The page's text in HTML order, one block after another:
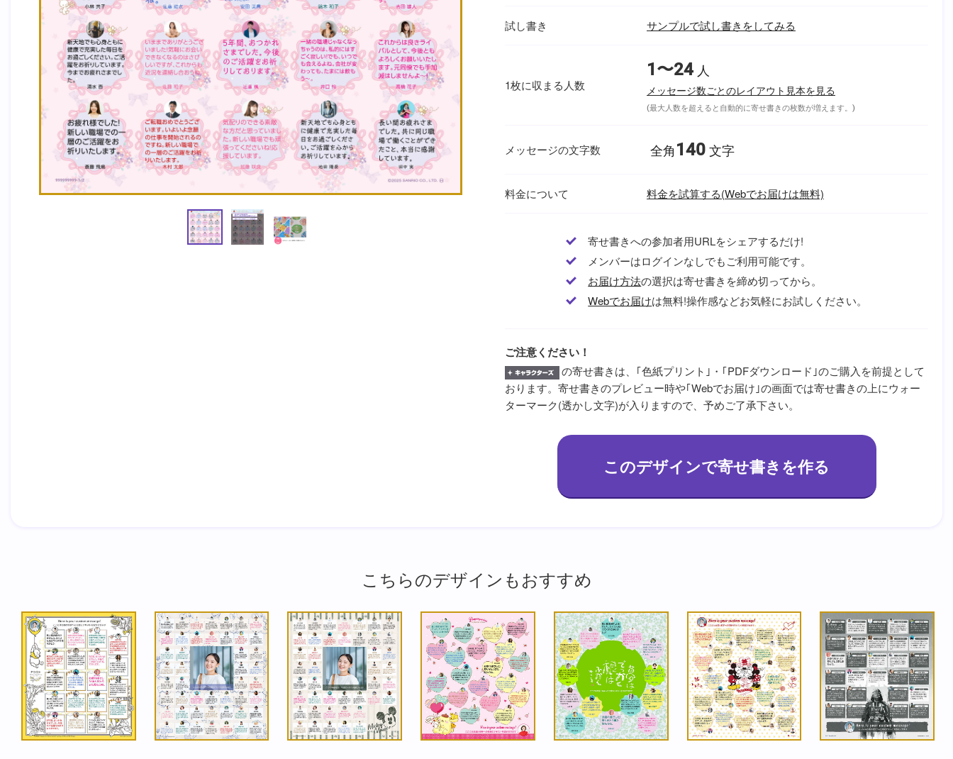
試し書き サンプルで試し書きをしてみる
1枚に収まる人数
1〜24 人
メッセージ数ごとのレイアウト見本を見る
(最大人数を超えると自動的に寄せ書きの枚数が増えます。)
メッセージの文字数 全角 140 文字
料金について 料金を試算する(Webでお届けは無料)
寄せ書きへの参加者用URLをシェアするだけ!
メンバーはログインなしでもご利用可能です。
お届け方法の選択は寄せ書きを締め切ってから。
Webでお届けは無料!操作感などお気軽にお試しください。
ご注意ください！
の寄せ書きは、｢色紙プリント｣・｢PDFダウンロード｣のご購入を前提として
おります。寄せ書きのプレビュー時や｢Webでお届け｣の画面では寄せ書きの上にウォー
ターマーク(透かし文字)が入りますので、予めご了承下さい。
こちらのデザインもおすすめ